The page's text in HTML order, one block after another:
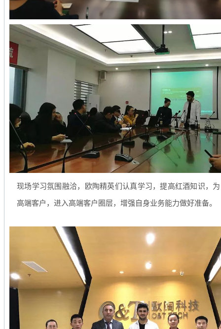
现场学习氛围融洽，欧陶精英们认真学习，提高红酒知识，
高端客户，进入高端客户圈层，增强自身业务能力做好准备。